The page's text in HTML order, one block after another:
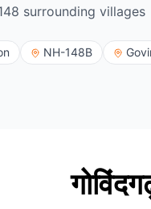
surrounding villages
NH-148B